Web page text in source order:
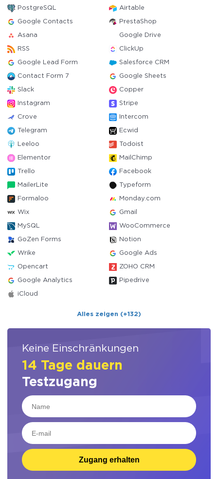
PostgreSQL Airtable
Google Contacts PrestaShop
Asana Google Drive
RSS ClickUp
Google Lead Form Salesforce CRM
Contact Form 7 Google Sheets
Slack Copper
Instagram Stripe
Crove Intercom
Telegram Ecwid
Leeloo Todoist
Elementor MailChimp
Trello Facebook
MailerLite Typeform
Formaloo Monday.com
Wix Gmail
MySQL WooCommerce
GoZen Forms Notion
Wrike Google Ads
Opencart ZOHO CRM
Google Analytics Pipedrive
iCloud
Alles zeigen (+132)
Keine Einschränkungen
14 Tage dauern
Testzugang
Zugang erhalten